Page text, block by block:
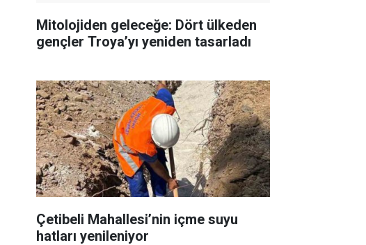
Mitolojiden geleceğe: Dört ülkeden
gençler Troya’yı yeniden tasarladı
Çetibeli Mahallesi’nin içme suyu
hatları yenileniyor